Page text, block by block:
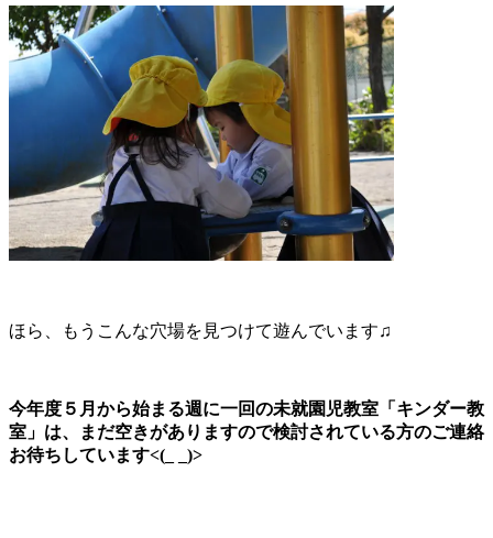
ほら、もうこんな穴場を見つけて遊んでいます♫
今年度５月から始まる週に一回の未就園児教室「キンダー教
室」は、まだ空きがありますので検討されている方のご連絡
お待ちしています<(_ _)>